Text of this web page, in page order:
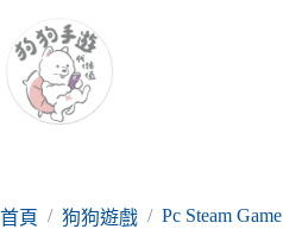
至
要
首頁 / 狗狗遊戲 / Pc Steam Game